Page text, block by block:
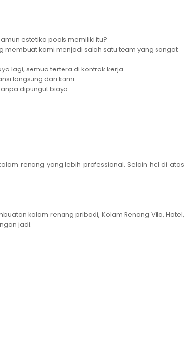
estetika pools memiliki itu?
membuat kami menjadi salah satu team yang sangat
lagi, semua tertera di kontrak kerja.
langsung dari kami.
dipungut biaya.
renang yang lebih professional. Selain hal di atas
kolam renang pribadi, Kolam Renang Vila, Hotel,
jadi.